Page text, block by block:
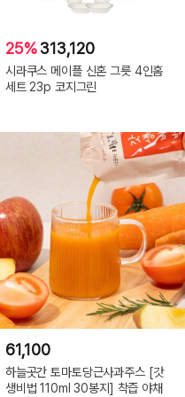
25%313,120
시라쿠스 메이플 신혼 그릇 4인홈
세트 23p 코지그린
61,100
하늘곳간 토마토당근사과주스 [갓
생비법 110ml 30봉지] 착즙 야채